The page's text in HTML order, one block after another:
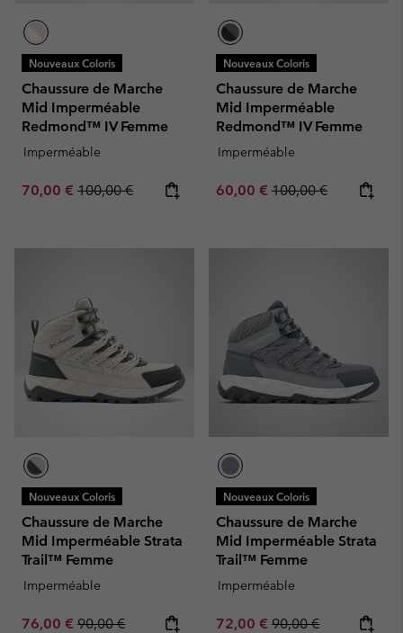
Nouveaux Coloris
Chaussure de Marche
Mid Imperméable
Redmond™ IV Femme
Imperméable
Sale price:
70,00 € Regular price:
100,00 €
Nouveaux Coloris
Chaussure de Marche
Mid Imperméable
Redmond™ IV Femme
Imperméable
Sale price:
60,00 € Regular price:
100,00 €
Nouveaux Coloris
Chaussure de Marche
Mid Imperméable Strata
Trail™ Femme
Imperméable
Sale price:
76,00 € Regular price:
90,00 €
Nouveaux Coloris
Chaussure de Marche
Mid Imperméable Strata
Trail™ Femme
Imperméable
Sale price:
72,00 € Regular price:
90,00 €